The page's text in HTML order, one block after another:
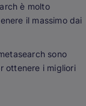
è molto
il massimo dai
sono
ottenere i migliori